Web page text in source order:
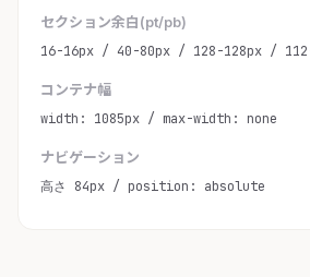
セクション余白(pt/pb)
16-16px / 40-80px / 128-128px /
コンテナ幅
width: 1085px / max-width: none
ナビゲーション
高さ 84px / position: absolute